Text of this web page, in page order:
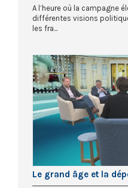
A l’heure où la campagne
différentes visions
les fra...
Le grand âge et la